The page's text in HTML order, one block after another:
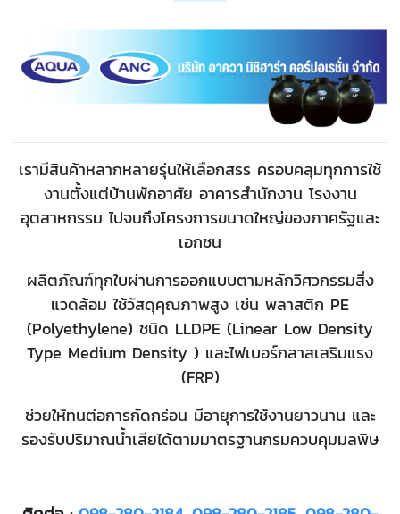
เรามีสินค้าหลากหลายรุ่นให้เลือกสรร ครอบคลุมทุกการใช้
งานตั้งแต่บ้านพักอาศัย อาคารสำนักงาน โรงงาน
อุตสาหกรรม ไปจนถึงโครงการขนาดใหญ่ของภาครัฐและ
เอกชน
ผลิตภัณฑ์ทุกใบผ่านการออกแบบตามหลักวิศวกรรมสิ่ง
แวดล้อม ใช้วัสดุคุณภาพสูง เช่น พลาสติก PE
(Polyethylene) ชนิด LLDPE (Linear Low Density
Type Medium Density ) และไฟเบอร์กลาสเสริมแรง
(FRP)
ช่วยให้ทนต่อการกัดกร่อน มีอายุการใช้งานยาวนาน และ
รองรับปริมาณน้ำเสียได้ตามมาตรฐานกรมควบคุมมลพิษ